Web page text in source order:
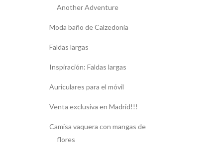
Another Adventure
Moda baño de Calzedonia
Faldas largas
Inspiración: Faldas largas
Auriculares para el móvil
Venta exclusiva en Madrid!!!
Camisa vaquera con mangas de
flores